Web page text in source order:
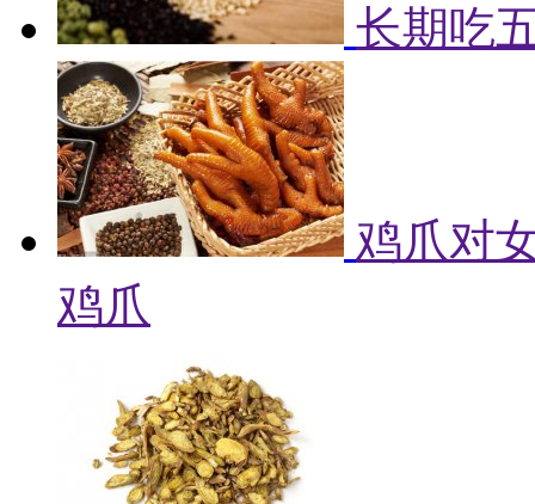
长期吃
鸡爪对
鸡爪